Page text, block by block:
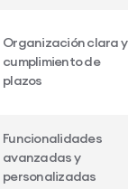
Organización clara y
cumplimiento de
plazos
Funcionalidades
avanzadas y
personalizadas